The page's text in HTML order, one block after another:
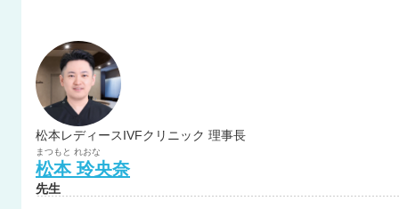
松本レディースIVFクリニック 理事長
まつもと れおな
松本 玲央奈
先生